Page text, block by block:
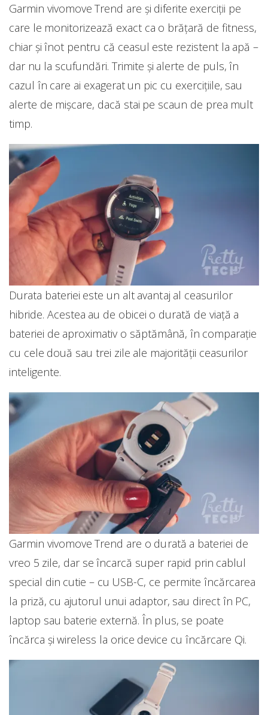
Garmin vivomove Trend are și diferite exerciții pe
care le monitorizează exact ca o brățară de fitness,
chiar și înot pentru că ceasul este rezistent la apă –
dar nu la scufundări. Trimite și alerte de puls, în
cazul în care ai exagerat un pic cu exercițiile, sau
alerte de mișcare, dacă stai pe scaun de prea mult
timp.
Durata bateriei este un alt avantaj al ceasurilor
hibride. Acestea au de obicei o durată de viață a
bateriei de aproximativ o săptămână, în comparație
cu cele două sau trei zile ale majorității ceasurilor
inteligente.
Garmin vivomove Trend are o durată a bateriei de
vreo 5 zile, dar se încarcă super rapid prin cablul
special din cutie – cu USB-C, ce permite încărcarea
la priză, cu ajutorul unui adaptor, sau direct în PC,
laptop sau baterie externă. În plus, se poate
încărca și wireless la orice device cu încărcare Qi.